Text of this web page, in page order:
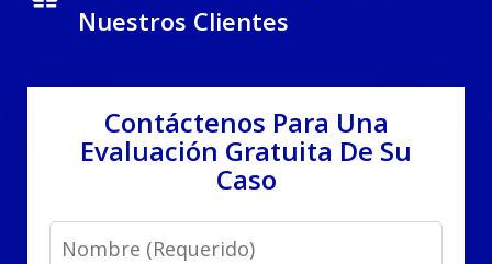
Nuestros Clientes
Contáctenos Para Una
Evaluación Gratuita De Su
Caso
Name